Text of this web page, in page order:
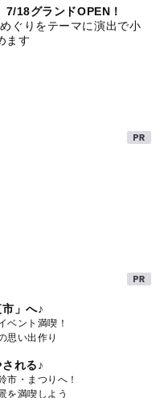
18グランドOPEN！
ぐりをテーマに演出で小
ます
」へ♪
ベント満喫！
思い出作り
れる♪
市・まつりへ！
を満喫しよう